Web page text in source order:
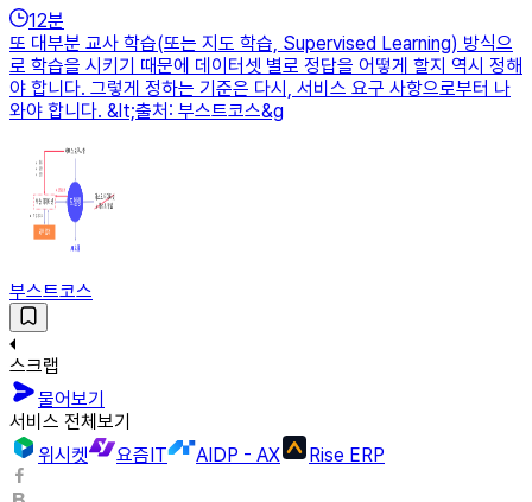
12분
또 대부분 교사 학습(또는 지도 학습, Supervised Learning) 방식으
로 학습을 시키기 때문에 데이터셋 별로 정답을 어떻게 할지 역시 정해
야 합니다. 그렇게 정하는 기준은 다시, 서비스 요구 사항으로부터 나
와야 합니다. &lt;출처: 부스트코스&g
부스트코스
스크랩
물어보기
서비스 전체보기
위시켓
요즘IT AIDP - AX Rise ERP